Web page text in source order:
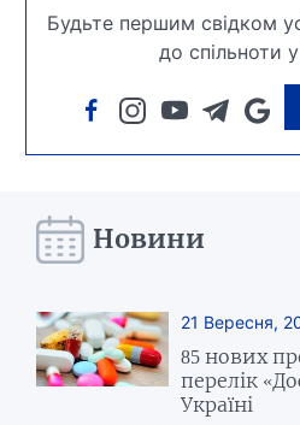
Будьте першим свідком
до спільноти
Новини
21 Вересня,
85 нових
перелік
Україні